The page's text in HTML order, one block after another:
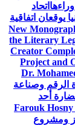
اتحاد
يوقعان اتفاقية
New
the Literary
Creator
Project and
Dr.
الرقم وصناعة
أحد
Farouk
ومشروع